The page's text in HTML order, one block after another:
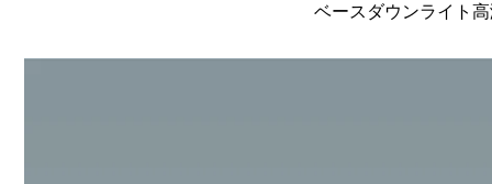
ベースダウンライト